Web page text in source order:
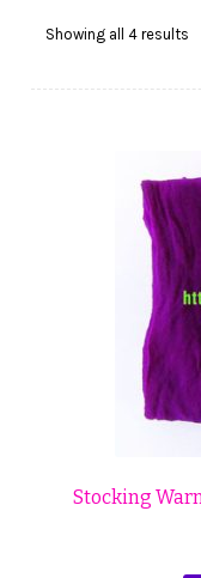
Cekresi
Konfirmasi
Cara Order
Tentang Kami
Showing all 4 results
Stocking